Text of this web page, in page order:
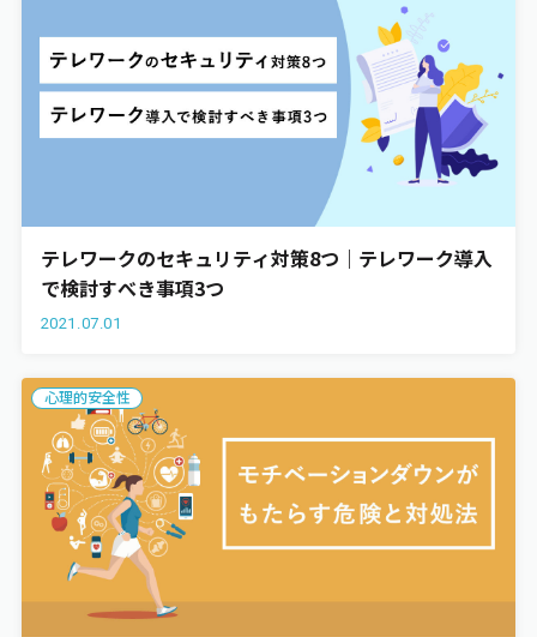
テレワークのセキュリティ対策8つ｜テレワーク導入
で検討すべき事項3つ
2021.07.01
心理的安全性